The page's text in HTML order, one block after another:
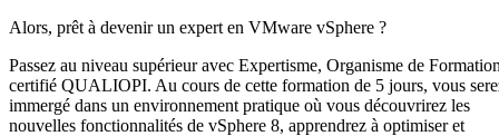
Alors, prêt à devenir un expert en VMware vSphere ?
Passez au niveau supérieur avec Expertisme, Organisme de
certifié QUALIOPI. Au cours de cette formation de 5 jours, vous
immergé dans un environnement pratique où vous découvrirez les
nouvelles fonctionnalités de vSphere 8, apprendrez à optimiser et